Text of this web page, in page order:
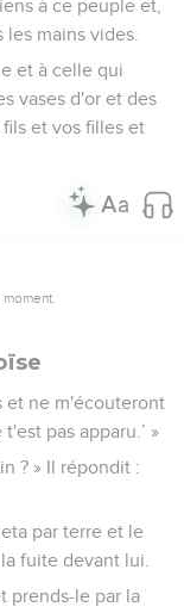
à ce peuple et,
mains vides.
et à celle qui
vases d'or et des
et vos filles et
et ne m'écouteront
pas apparu.’ »
? » Il répondit :
par terre et le
fuite devant lui.
prends-le par la